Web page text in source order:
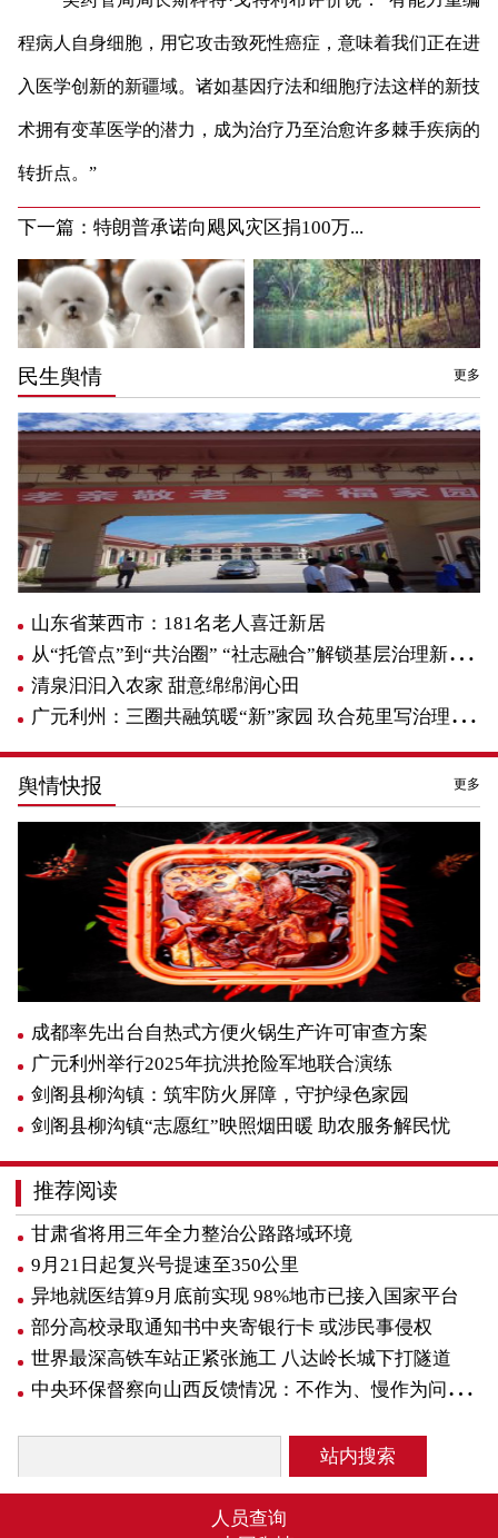
程病人自身细胞，用它攻击致死性癌症，意味着我们正在进
入医学创新的新疆域。诸如基因疗法和细胞疗法这样的新技
术拥有变革医学的潜力，成为治疗乃至治愈许多棘手疾病的
转折点。”
下一篇： 特朗普承诺向飓风灾区捐100万...
民生舆情 更多
山东省莱西市：181名老人喜迁新居
从“托管点”到“共治圈” “社志融合”解锁基层治理新路径
清泉汩汩入农家 甜意绵绵润心田
广元利州：三圈共融筑暖“新”家园 玖合苑里写治理新篇
舆情快报 更多
成都率先出台自热式方便火锅生产许可审查方案
广元利州举行2025年抗洪抢险军地联合演练
剑阁县柳沟镇：筑牢防火屏障，守护绿色家园
剑阁县柳沟镇“志愿红”映照烟田暖 助农服务解民忧
推荐阅读
甘肃省将用三年全力整治公路路域环境
9月21日起复兴号提速至350公里
异地就医结算9月底前实现 98%地市已接入国家平台
部分高校录取通知书中夹寄银行卡 或涉民事侵权
世界最深高铁车站正紧张施工 八达岭长城下打隧道
中央环保督察向山西反馈情况：不作为、慢作为问题多见
站内搜索
人员查询